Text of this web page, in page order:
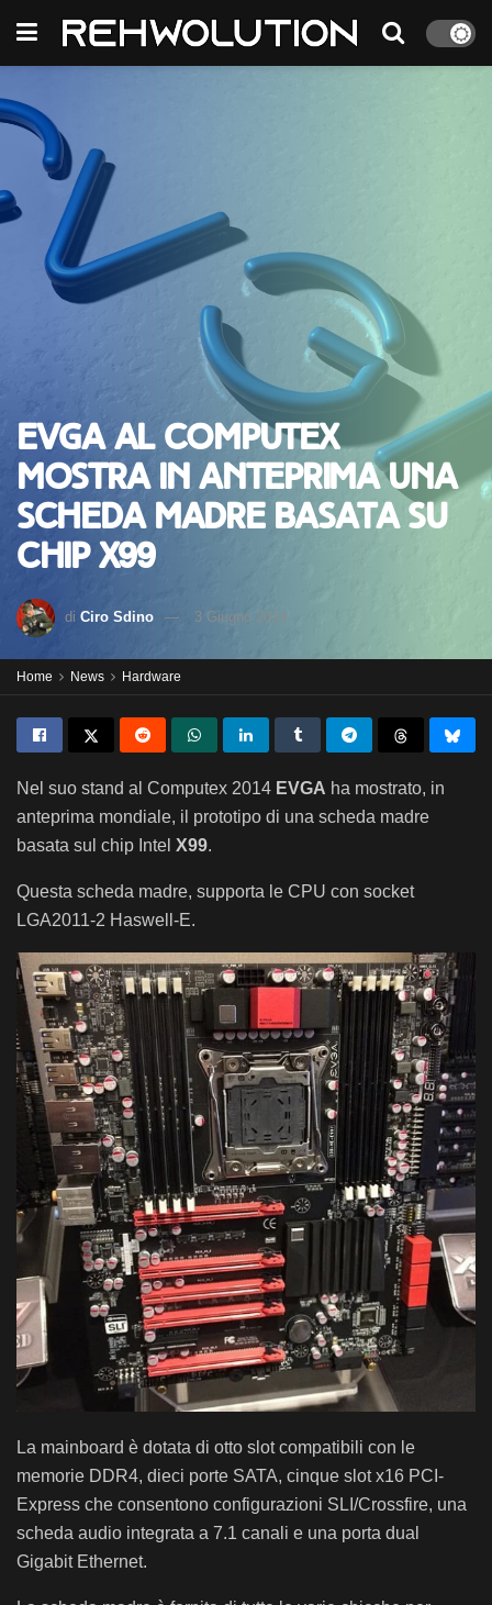
EVGA al Computex
mostra in anteprima una
scheda madre basata su
chip X99
di Ciro Sdino 3 Giugno 2014
Home News Hardware
Nel suo stand al Computex 2014 EVGA ha mostrato, in
anteprima mondiale, il prototipo di una scheda madre
basata sul chip Intel X99.
Questa scheda madre, supporta le CPU con socket
LGA2011-2 Haswell-E.
La mainboard è dotata di otto slot compatibili con le
memorie DDR4, dieci porte SATA, cinque slot x16 PCI-
Express che consentono configurazioni SLI/Crossfire, una
scheda audio integrata a 7.1 canali e una porta dual
Gigabit Ethernet.